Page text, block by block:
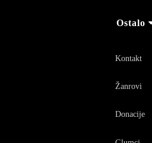
Ostalo
Kontakt
Žanrovi
Donacije